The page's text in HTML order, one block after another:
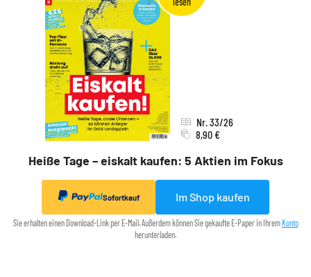
Heiße Tage – eiskalt kaufen: 5 Aktien im Fokus
Nr. 33/26
8,90 €
Sofortkauf Im Shop kaufen
Sie erhalten einen Download-Link per E-Mail. Außerdem können Sie gekaufte E-Paper in Ihrem Konto
herunterladen.